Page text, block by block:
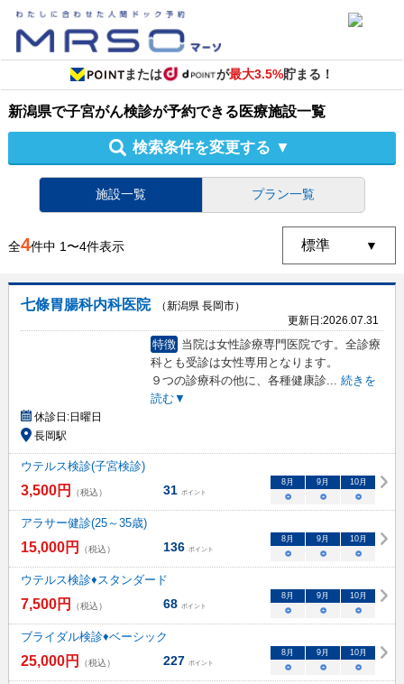
または が最大3.5%貯まる！
新潟県で子宮がん検診が予約できる医療施設一覧
検索条件を変更する ▼
施設一覧 プラン一覧
全4件中 1〜4件表示
七條胃腸科内科医院
（新潟県 長岡市）
更新日:2026.07.31
特徴 当院は女性診療専門医院です。全診療
科とも受診は女性専用となります。
９つの診療科の他に、各種健康診... 続きを
読む▼
休診日:日曜日
長岡駅
ウテルス検診(子宮検診)
3,500円 （税込） 31 ポイント
8月 9月 10月
○ ○ ○
アラサー健診(25～35歳)
15,000円 （税込） 136 ポイント
8月 9月 10月
○ ○ ○
ウテルス検診♦スタンダード
7,500円 （税込） 68 ポイント
8月 9月 10月
○ ○ ○
ブライダル検診♦ベーシック
25,000円 （税込） 227 ポイント
8月 9月 10月
○ ○ ○